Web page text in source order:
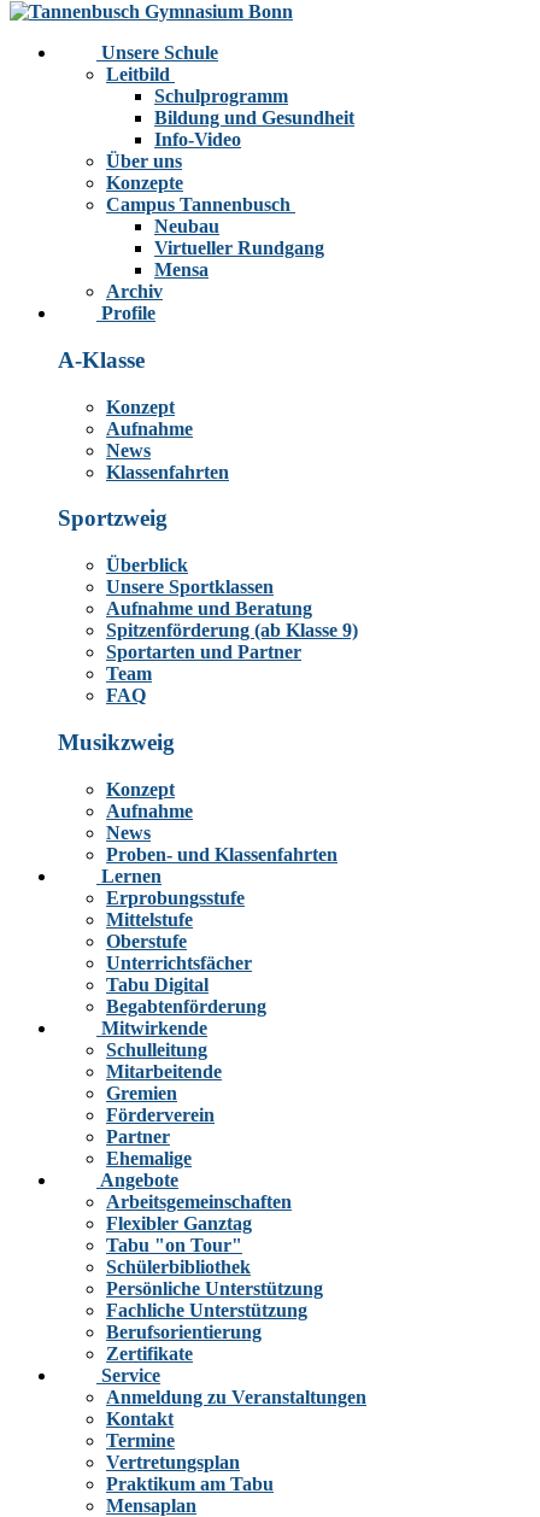
Unsere Schule
Leitbild
Schulprogramm
Bildung und Gesundheit
Info-Video
Über uns
Konzepte
Campus Tannenbusch
Neubau
Virtueller Rundgang
Mensa
Archiv
Profile
A-Klasse
Konzept
Aufnahme
News
Klassenfahrten
Sportzweig
Überblick
Unsere Sportklassen
Aufnahme und Beratung
Spitzenförderung (ab Klasse 9)
Sportarten und Partner
Team
FAQ
Musikzweig
Konzept
Aufnahme
News
Proben- und Klassenfahrten
Lernen
Erprobungsstufe
Mittelstufe
Oberstufe
Unterrichtsfächer
Tabu Digital
Begabtenförderung
Mitwirkende
Schulleitung
Mitarbeitende
Gremien
Förderverein
Partner
Ehemalige
Angebote
Arbeitsgemeinschaften
Flexibler Ganztag
Tabu "on Tour"
Schülerbibliothek
Persönliche Unterstützung
Fachliche Unterstützung
Berufsorientierung
Zertifikate
Service
Anmeldung zu Veranstaltungen
Kontakt
Termine
Vertretungsplan
Praktikum am Tabu
Mensaplan